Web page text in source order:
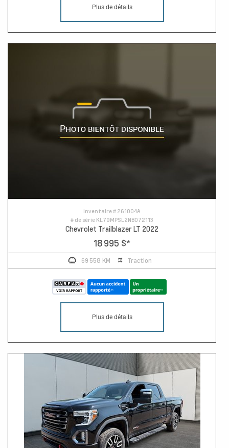
Plus de détails
Inventaire # 261004A
# de série KL79MPSL2NB072113
Chevrolet Trailblazer LT 2022
18 995 $*
69 558 KM Traction
Plus de détails